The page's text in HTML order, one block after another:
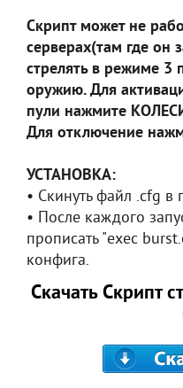
Скрипт может не
серверах(там где он
стрелять в режиме 3
оружию. Для
пули нажмите
Для отключение
УСТАНОВКА:
• Скинуть файл .cfg в
• После каждого
прописать "exec
конфига.
Скачать Скрипт